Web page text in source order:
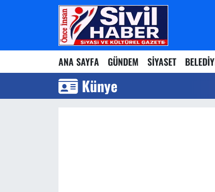
ANA SAYFA GÜNDEM SİYASET
Künye
Nöbetçi Eczaneler
Hava Durumu
Namaz Vakitleri